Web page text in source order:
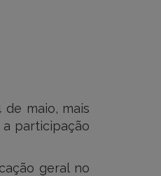
maio, mais
participação
geral no